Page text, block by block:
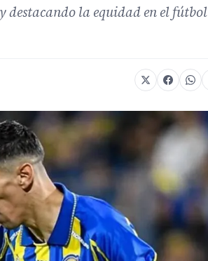
la equidad en el fútbol